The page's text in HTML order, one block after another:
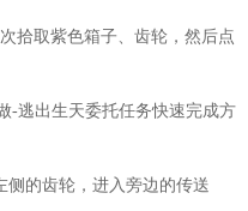
拾取紫色箱子、齿轮，然后点
侧的齿轮，进入旁边的传送